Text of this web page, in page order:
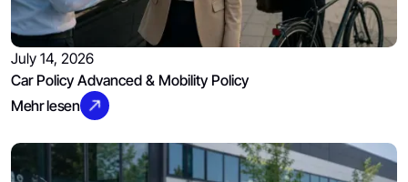
July 14, 2026
Car Policy Advanced & Mobility Policy
Mehr lesen